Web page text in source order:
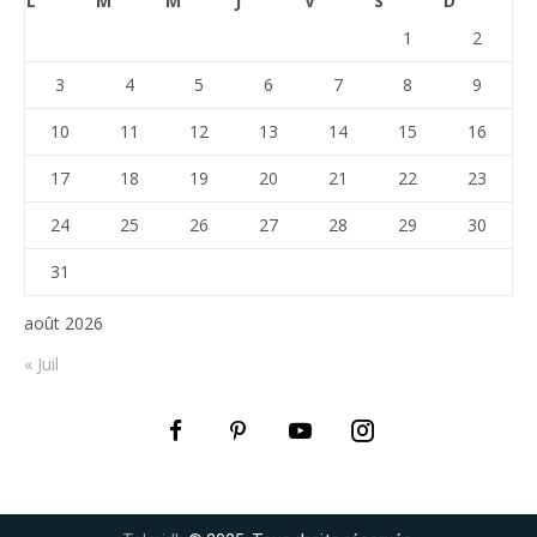
août 2026
1
2
3 4 5 6 7 8 9
10 11 12 13 14 15 16
17 18 19 20 21 22 23
24 25 26 27 28 29 30
31
« Juil